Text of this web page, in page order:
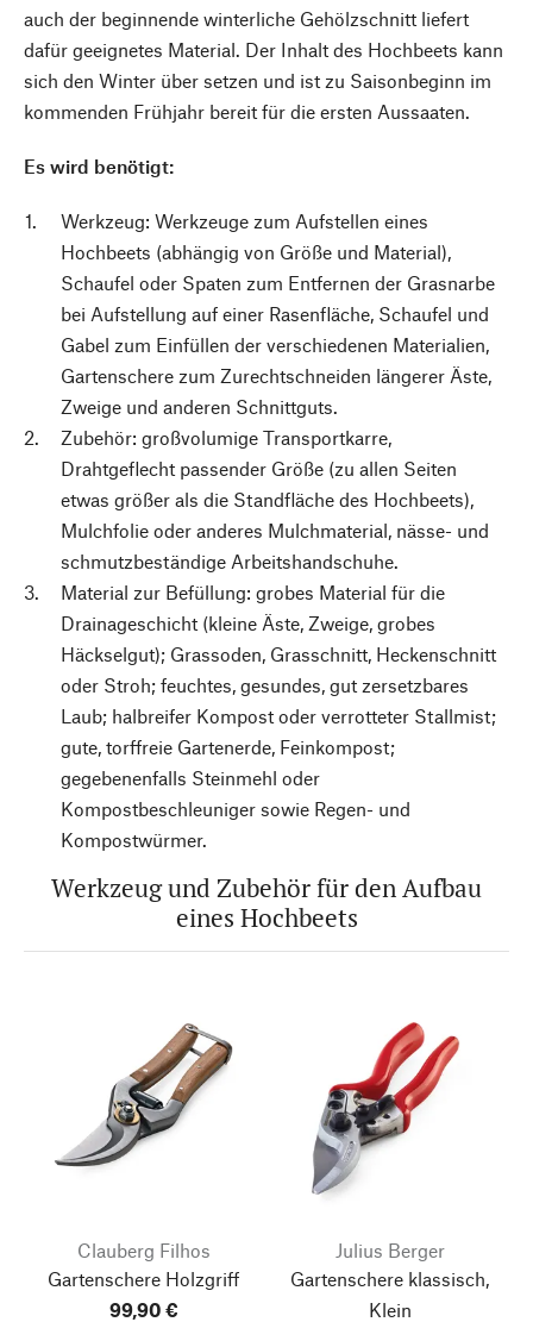
auch der beginnende winterliche Gehölzschnitt liefert
dafür geeignetes Material. Der Inhalt des Hochbeets kann
sich den Winter über setzen und ist zu Saisonbeginn im
kommenden Frühjahr bereit für die ersten Aussaaten.
Es wird benötigt:
Werkzeug: Werkzeuge zum Aufstellen eines
Hochbeets (abhängig von Größe und Material),
Schaufel oder Spaten zum Entfernen der Grasnarbe
bei Aufstellung auf einer Rasenfläche, Schaufel und
Gabel zum Einfüllen der verschiedenen Materialien,
Gartenschere zum Zurechtschneiden längerer Äste,
Zweige und anderen Schnittguts.
Zubehör: großvolumige Transportkarre,
Drahtgeflecht passender Größe (zu allen Seiten
etwas größer als die Standfläche des Hochbeets),
Mulchfolie oder anderes Mulchmaterial, nässe- und
schmutzbeständige Arbeitshandschuhe.
Material zur Befüllung: grobes Material für die
Drainageschicht (kleine Äste, Zweige, grobes
Häckselgut); Grassoden, Grasschnitt, Heckenschnitt
oder Stroh; feuchtes, gesundes, gut zersetzbares
Laub; halbreifer Kompost oder verrotteter Stallmist;
gute, torffreie Gartenerde, Feinkompost;
gegebenenfalls Steinmehl oder
Kompostbeschleuniger sowie Regen- und
Kompostwürmer.
Werkzeug und Zubehör für den Aufbau
eines Hochbeets
Clauberg Filhos
Gartenschere Holzgriff
99,90 €
Julius Berger
Gartenschere klassisch,
Klein